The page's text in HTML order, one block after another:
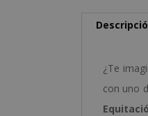
¿Te
con uno